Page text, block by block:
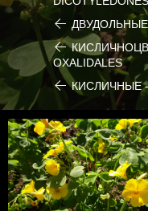
ДВУДОЛЬНЫЕ
OXALIDALES
КИСЛИЧНЫЕ -